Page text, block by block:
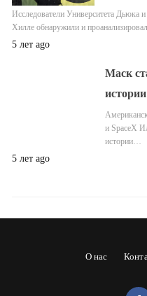
Исследователи Университета Дьюка
Хилле обнаружили и
5 лет ago
Маск
и SpaceX
истории…
5 лет ago
О нас